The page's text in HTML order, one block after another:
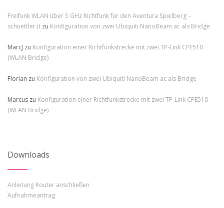
Freifunk WLAN über 5 GHz Richtfunk für den Aventura Spielberg –
schuettler.it zu Konfiguration von zwei Ubiquiti NanoBeam ac als Bridge
MarcJ zu Konfiguration einer Richtfunkstrecke mit zwei TP-Link CPE510
(WLAN Bridge)
Florian zu Konfiguration von zwei Ubiquiti NanoBeam ac als Bridge
Marcus zu Konfiguration einer Richtfunkstrecke mit zwei TP-Link CPE510
(WLAN Bridge)
Downloads
Anleitung Router anschließen
Aufnahmeantrag